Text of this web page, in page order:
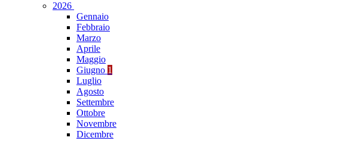
2026
Gennaio
Febbraio
Marzo
Aprile
Maggio
Giugno 1
Luglio
Agosto
Settembre
Ottobre
Novembre
Dicembre